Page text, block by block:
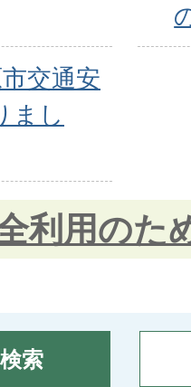
交通安
まし
利用のた
索